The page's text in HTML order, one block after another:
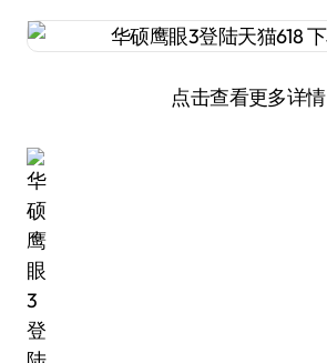
点击查看更多详情